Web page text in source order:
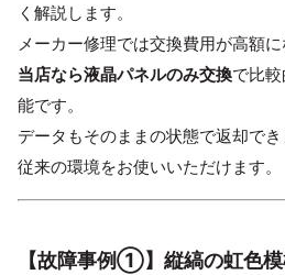
く解説します。
メーカー修理では交換費用が高額に
当店なら液晶パネルのみ交換で比
能です。
データもそのままの状態で返却で
従来の環境をお使いいただけます。
【故障事例①】縦縞の虹色